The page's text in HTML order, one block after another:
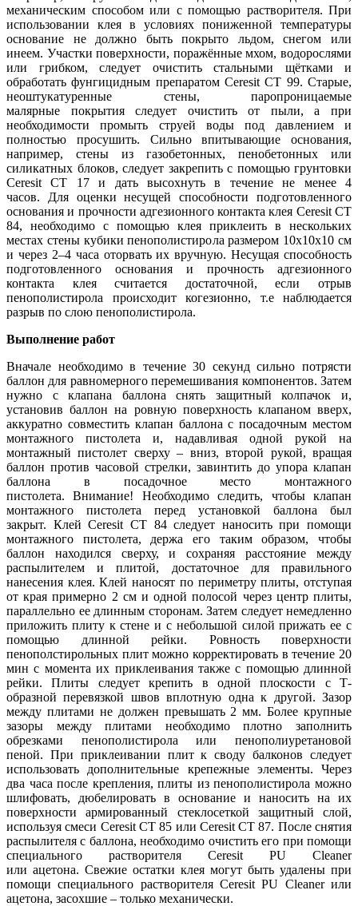
механическим способом или с помощью растворителя. При
использовании клея в условиях пониженной температуры
основание не должно быть покрыто льдом, снегом или
инеем. Участки поверхности, поражённые мхом, водорослями
или грибком, следует очистить стальными щётками и
обработать фунгицидным препаратом Ceresit CT 99. Старые,
неоштукатуренные стены, паропроницаемые
малярные покрытия следует очистить от пыли, а при
необходимости промыть струей воды под давлением и
полностью просушить. Сильно впитывающие основания,
например, стены из газобетонных, пенобетонных или
силикатных блоков, следует закрепить с помощью грунтовки
Ceresit СТ 17 и дать высохнуть в течение не менее 4
часов. Для оценки несущей способности подготовленного
основания и прочности адгезионного контакта клея Ceresit СТ
84, необходимо с помощью клея приклеить в нескольких
местах стены кубики пенополистирола размером 10х10х10 см
и через 2–4 часа оторвать их вручную. Несущая способность
подготовленного основания и прочность адгезионного
контакта клея считается достаточной, если отрыв
пенополистирола происходит когезионно, т.е наблюдается
разрыв по слою пенополистирола.
Выполнение работ
Вначале необходимо в течение 30 секунд сильно потрясти
баллон для равномерного перемешивания компонентов. Затем
нужно с клапана баллона снять защитный колпачок и,
установив баллон на ровную поверхность клапаном вверх,
аккуратно совместить клапан баллона с посадочным местом
монтажного пистолета и, надавливая одной рукой на
монтажный пистолет сверху – вниз, второй рукой, вращая
баллон против часовой стрелки, завинтить до упора клапан
баллона в посадочное место монтажного
пистолета. Внимание! Необходимо следить, чтобы клапан
монтажного пистолета перед установкой баллона был
закрыт. Клей Ceresit CT 84 следует наносить при помощи
монтажного пистолета, держа его таким образом, чтобы
баллон находился сверху, и сохраняя расстояние между
распылителем и плитой, достаточное для правильного
нанесения клея. Клей наносят по периметру плиты, отступая
от края примерно 2 см и одной полосой через центр плиты,
параллельно ее длинным сторонам. Затем следует немедленно
приложить плиту к стене и с небольшой силой прижать ее с
помощью длинной рейки. Ровность поверхности
пенополстирольных плит можно корректировать в течение 20
мин с момента их приклеивания также с помощью длинной
рейки. Плиты следует крепить в одной плоскости с Т-
образной перевязкой швов вплотную одна к другой. Зазор
между плитами не должен превышать 2 мм. Более крупные
зазоры между плитами необходимо плотно заполнить
обрезками пенополистирола или пенополиуретановой
пеной. При приклеивании плит к своду балконов следует
использовать дополнительные крепежные элементы. Через
два часа после крепления, плиты из пенополистирола можно
шлифовать, дюбелировать в основание и наносить на их
поверхности армированный стеклосеткой защитный слой,
используя смеси Сeresit CT 85 или Сeresit CT 87. После снятия
распылителя с баллона, необходимо очистить его при помощи
специального растворителя Ceresit PU Cleaner
или ацетона. Свежие остатки клея могут быть удалены при
помощи специального растворителя Ceresit PU Cleaner или
ацетона, засохшие – только механически.